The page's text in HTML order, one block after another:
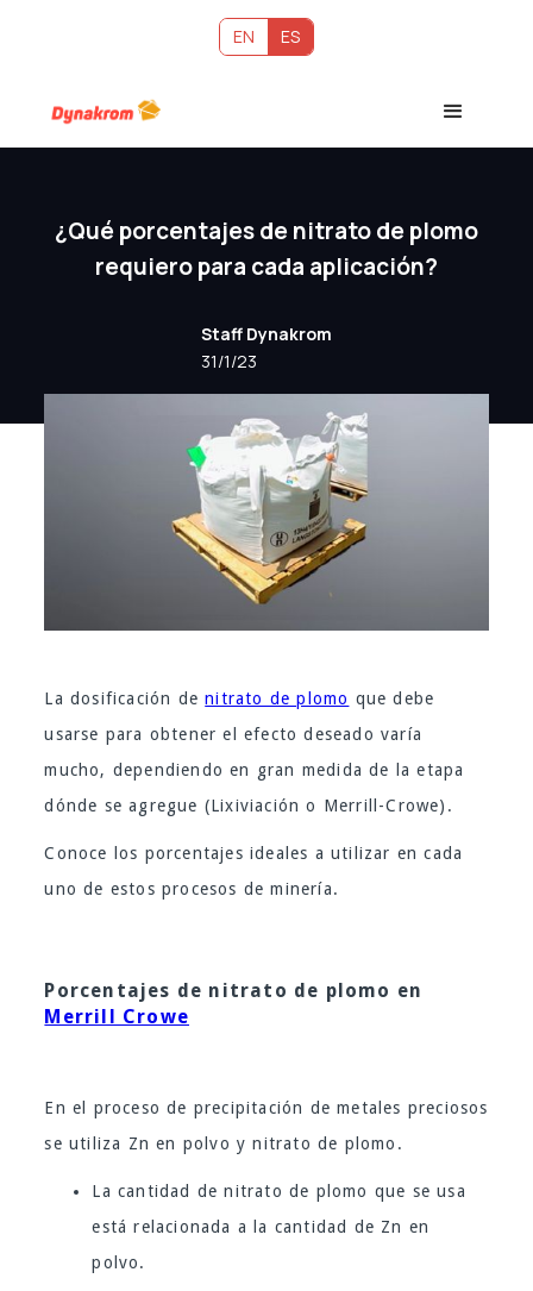
EN ES
¿Qué porcentajes de nitrato de plomo
requiero para cada aplicación?
Staff Dynakrom
31/1/23
La dosificación denitrato de plomo que debe
usarse para obtener el efecto deseado varía
mucho, dependiendo en gran medida de la etapa
dónde se agregue (Lixiviación o Merrill-Crowe).
Conoce los porcentajes ideales a utilizar en cada
uno de estos procesos de minería.
Porcentajes de nitrato de plomo en
Merrill Crowe
En el proceso de precipitación de metales preciosos
se utiliza Zn en polvo y nitrato de plomo.
La cantidad de nitrato de plomo que se usa
está relacionada a la cantidad de Zn en
polvo.